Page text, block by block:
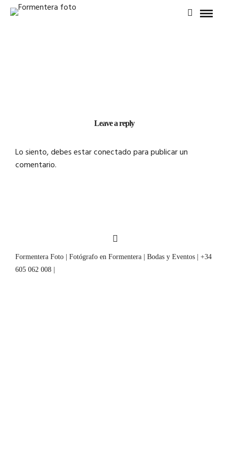
Leave a reply
Lo siento, debes estarconectadopara publicar un
comentario.
Formentera Foto | Fotógrafo en Formentera | Bodas y Eventos | +34
605 062 008 |